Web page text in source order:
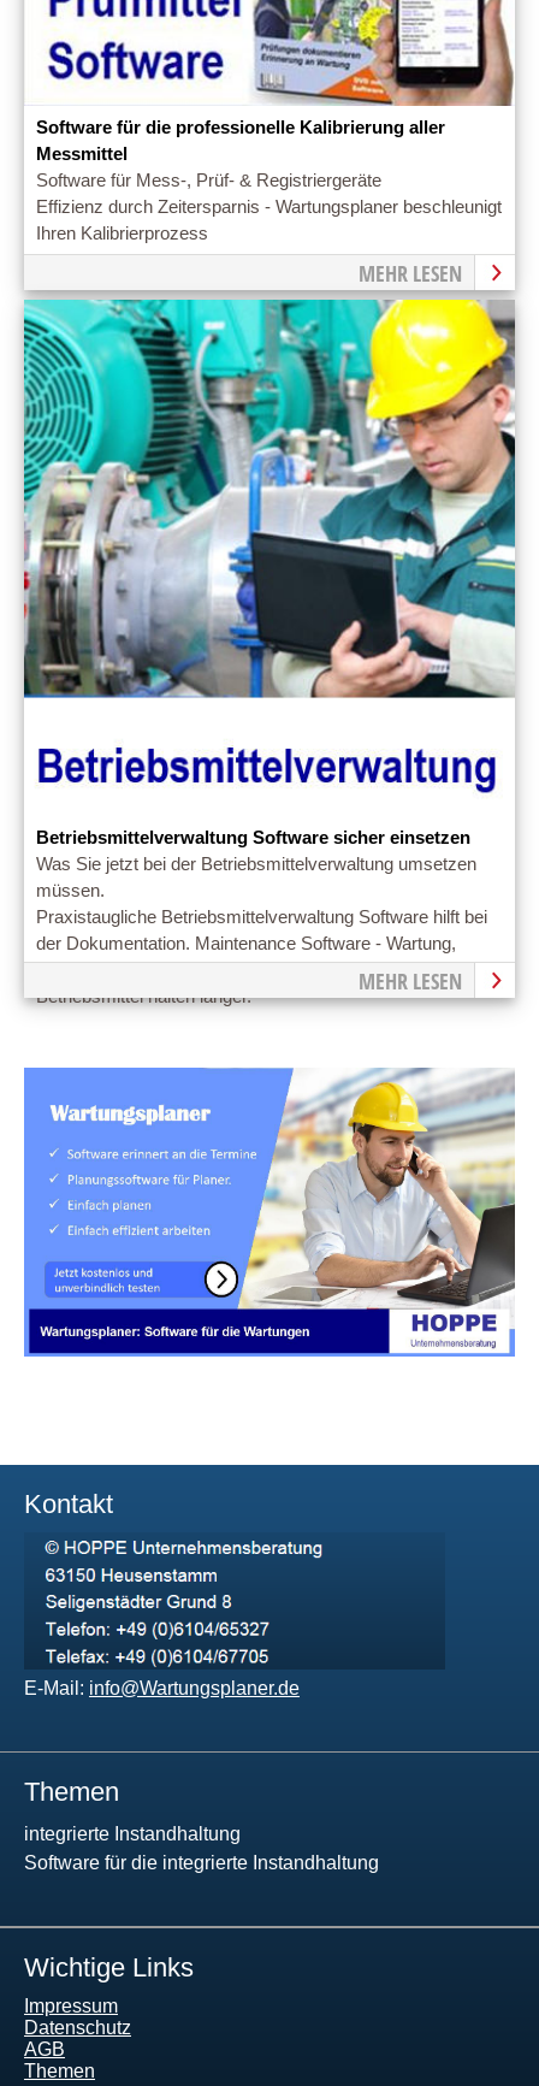
Software für die professionelle Kalibrierung aller
Messmittel
Software für Mess-, Prüf- & Registriergeräte
Effizienz durch Zeitersparnis - Wartungsplaner beschleunigt
Ihren Kalibrierprozess
MEHR LESEN
Betriebsmittelverwaltung Software sicher einsetzen
Was Sie jetzt bei der Betriebsmittelverwaltung umsetzen
müssen.
Praxistaugliche Betriebsmittelverwaltung Software hilft bei
der Dokumentation. Maintenance Software - Wartung,
Kontrolle. Gut kontrollierte, gewartete und gepflegte
Betriebsmittel halten länger.
MEHR LESEN
Kontakt
E-Mail: info@Wartungsplaner.de
Themen
integrierte Instandhaltung
Software für die integrierte Instandhaltung
Wichtige Links
Impressum
Datenschutz
AGB
Themen